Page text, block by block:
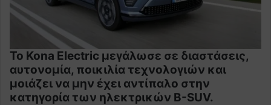
Το Kona Electric μεγάλωσε σε διαστάσεις,
αυτονομία, ποικιλία τεχνολογιών και
μοιάζει να μην έχει αντίπαλο στην
κατηγορία των ηλεκτρικών B-SUV.